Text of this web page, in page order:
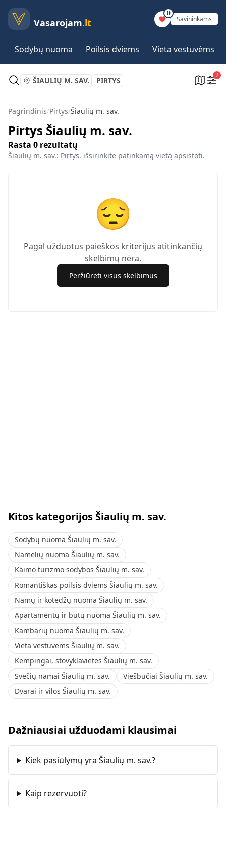
Vasarojam.lt
0
Savininkams
Sodybų nuoma Poilsis dviems Vieta vestuvėms
ŠIAULIŲ M. SAV. PIRTYS
2
Pagrindinis/Pirtys/Šiaulių m. sav.
Pirtys Šiaulių m. sav.
Rasta 0 rezultatų
Šiaulių m. sav.: Pirtys, išsirinkite patinkamą vietą apsistoti.
😔
Pagal užduotus paieškos kriterijus atitinkančių
skelbimų nėra.
Peržiūrėti visus skelbimus
Kitos kategorijos Šiaulių m. sav.
Sodybų nuoma Šiaulių m. sav.
Namelių nuoma Šiaulių m. sav.
Kaimo turizmo sodybos Šiaulių m. sav.
Romantiškas poilsis dviems Šiaulių m. sav.
Namų ir kotedžų nuoma Šiaulių m. sav.
Apartamentų ir butų nuoma Šiaulių m. sav.
Kambarių nuoma Šiaulių m. sav.
Vieta vestuvėms Šiaulių m. sav.
Kempingai, stovyklavietės Šiaulių m. sav.
Svečių namai Šiaulių m. sav.
Viešbučiai Šiaulių m. sav.
Dvarai ir vilos Šiaulių m. sav.
Dažniausiai užduodami klausimai
Kiek pasiūlymų yra Šiaulių m. sav.?
Kaip rezervuoti?